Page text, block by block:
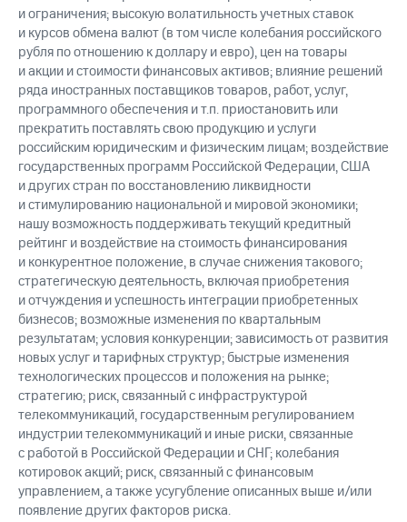
и ограничения; высокую волатильность учетных ставок
и курсов обмена валют (в том числе колебания российского
рубля по отношению к доллару и евро), цен на товары
и акции и стоимости финансовых активов; влияние решений
ряда иностранных поставщиков товаров, работ, услуг,
программного обеспечения и т.п. приостановить или
прекратить поставлять свою продукцию и услуги
российским юридическим и физическим лицам; воздействие
государственных программ Российской Федерации, США
и других стран по восстановлению ликвидности
и стимулированию национальной и мировой экономики;
нашу возможность поддерживать текущий кредитный
рейтинг и воздействие на стоимость финансирования
и конкурентное положение, в случае снижения такового;
стратегическую деятельность, включая приобретения
и отчуждения и успешность интеграции приобретенных
бизнесов; возможные изменения по квартальным
результатам; условия конкуренции; зависимость от развития
новых услуг и тарифных структур; быстрые изменения
технологических процессов и положения на рынке;
стратегию; риск, связанный с инфраструктурой
телекоммуникаций, государственным регулированием
индустрии телекоммуникаций и иные риски, связанные
с работой в Российской Федерации и СНГ; колебания
котировок акций; риск, связанный с финансовым
управлением, а также усугубление описанных выше и/или
появление других факторов риска.